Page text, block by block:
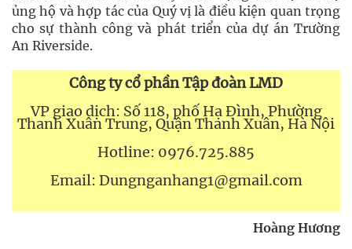
ủng hộ và hợp tác của Quý vị là điều kiện quan trọng
cho sự thành công và phát triển của dự án Trường
An Riverside.
Công ty cổ phần Tập đoàn LMD
VP giao dịch: Số 118, phố Hạ Đình, Phường
Thanh Xuân Trung, Quận Thanh Xuân, Hà Nội
Hotline: 0976.725.885
Email: Dungnganhang1@gmail.com
Hoàng Hương